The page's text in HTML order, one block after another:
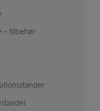
– tilbehør